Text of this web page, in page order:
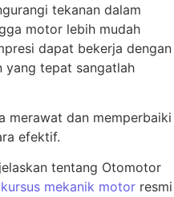
tekanan dalam
motor lebih mudah
dapat bekerja dengan
yang tepat sangatlah
merawat dan memperbaiki
efektif.
tentang Otomotor
kursus mekanik motor resmi